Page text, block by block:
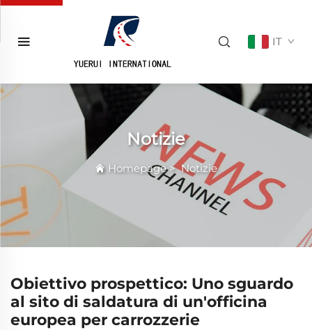
IT
Notizie
Homepage>Notizie
Obiettivo prospettico: Uno sguardo
al sito di saldatura di un'officina
europea per carrozzerie